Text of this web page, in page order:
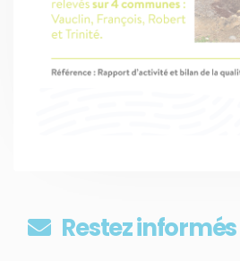
Restez informés